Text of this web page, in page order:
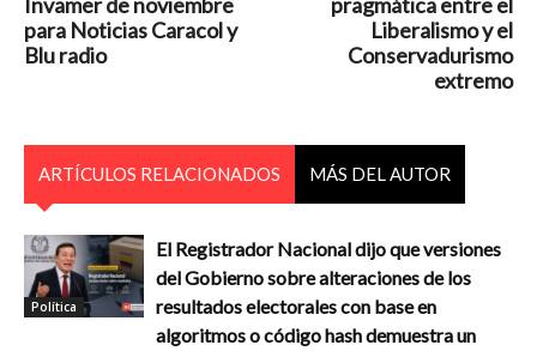
para Noticias Caracol y
Blu radio
Liberalismo y el
Conservadurismo
extremo
ARTÍCULOS RELACIONADOS MÁS DEL AUTOR
Política
El Registrador Nacional dijo que versiones
del Gobierno sobre alteraciones de los
resultados electorales con base en
algoritmos o código hash demuestra un